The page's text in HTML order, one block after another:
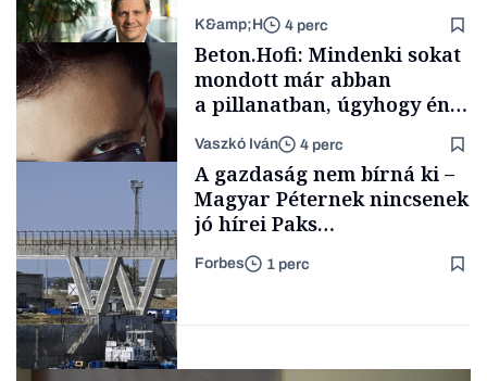
Családi
vállalkozások
TÁMOGATÓI
K&amp;H 4 perc
Forbes-sztori
Beton.Hofi: Mindenki sokat
mondott már abban
a pillanatban, úgyhogy én
a legsarkosabb
gondolataimat akartam
kimondani
Vaszkó Iván 4 perc
A gazdaság nem bírná ki –
Magyar Péternek nincsenek
jó hírei Paks
újraindításáról
Forbes 1 perc